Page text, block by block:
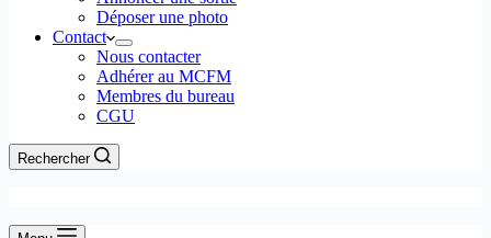
Déposer une photo
Contact
Nous contacter
Adhérer au MCFM
Membres du bureau
CGU
Rechercher